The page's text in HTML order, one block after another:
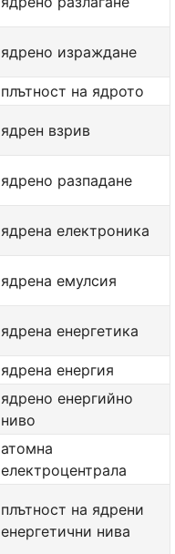
ядрено израждане
плътност на ядрото
ядрен взрив
ядрено разпадане
ядрена електроника
ядрена емулсия
ядрена енергетика
ядрена енергия
ядрено енергийно
ниво
атомна
електроцентрала
плътност на ядрени
енергетични нива